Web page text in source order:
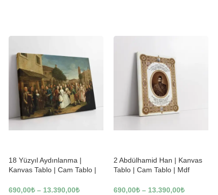
18 Yüzyıl Aydınlanma |
Kanvas Tablo | Cam Tablo |
690,00₺ – 13.390,00₺
2 Abdülhamid Han | Kanvas
Tablo | Cam Tablo | Mdf
690,00₺ – 13.390,00₺